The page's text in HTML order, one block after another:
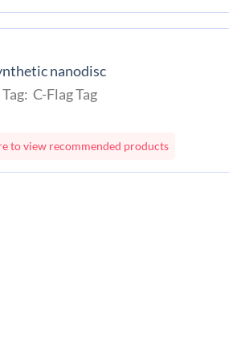
nanodisc
C-Flag Tag
to view recommended products